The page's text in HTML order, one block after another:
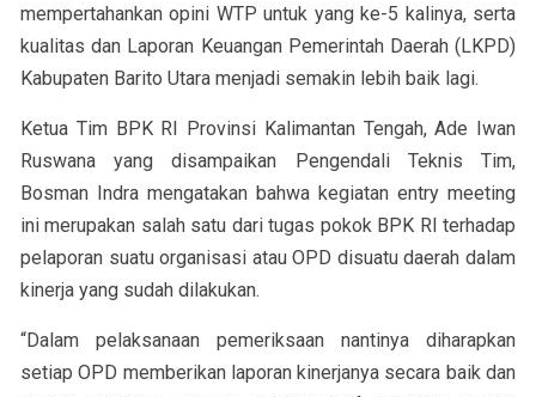
mempertahankan opini WTP untuk yang ke-5 kalinya, serta
kualitas dan Laporan Keuangan Pemerintah Daerah (LKPD)
Kabupaten Barito Utara menjadi semakin lebih baik lagi.
Ketua Tim BPK RI Provinsi Kalimantan Tengah, Ade Iwan
Ruswana yang disampaikan Pengendali Teknis Tim,
Bosman Indra mengatakan bahwa kegiatan entry meeting
ini merupakan salah satu dari tugas pokok BPK RI terhadap
pelaporan suatu organisasi atau OPD disuatu daerah dalam
kinerja yang sudah dilakukan.
“Dalam pelaksanaan pemeriksaan nantinya diharapkan
setiap OPD memberikan laporan kinerjanya secara baik dan